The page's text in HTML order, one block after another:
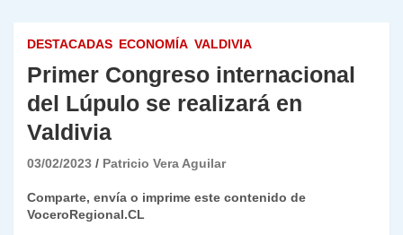
DESTACADAS ECONOMÍA VALDIVIA
Primer Congreso internacional
del Lúpulo se realizará en
Valdivia
03/02/2023 Patricio Vera Aguilar
Comparte, envía o imprime este contenido de
VoceroRegional.CL